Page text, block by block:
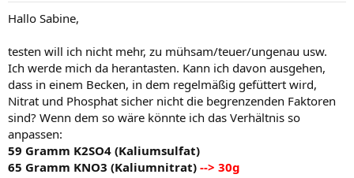
Hallo Sabine,
testen will ich nicht mehr, zu mühsam/teuer/ungenau usw.
Ich werde mich da herantasten. Kann ich davon ausgehen,
dass in einem Becken, in dem regelmäßig gefüttert wird,
Nitrat und Phosphat sicher nicht die begrenzenden Faktoren
sind? Wenn dem so wäre könnte ich das Verhältnis so
anpassen:
59 Gramm K2SO4 (Kaliumsulfat)
65 Gramm KNO3 (Kaliumnitrat) --> 30g